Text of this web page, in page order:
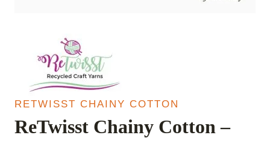
RETWISST CHAINY COTTON
ReTwisst Chainy Cotton –